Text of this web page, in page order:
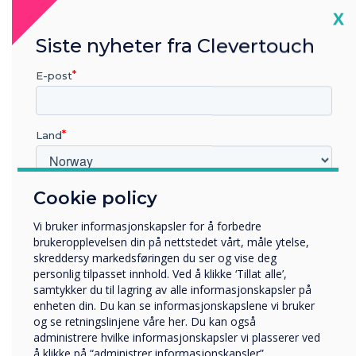
CleverLauncher is not supported on
Cleverstore has been updated
Improved login issue on unstable networks.
between inputs.
AirServer has been removed from the
firmware.
Mail app has been removed from the
firmware.
Cookie policy
Vi bruker informasjonskapsler for å forbedre
brukeropplevelsen din på nettstedet vårt, måle ytelse,
skreddersy markedsføringen du ser og vise deg
personlig tilpasset innhold. Ved å klikke ‘Tillat alle’,
samtykker du til lagring av alle informasjonskapsler på
enheten din. Du kan se informasjonskapslene vi bruker
og se retningslinjene våre her. Du kan også
administrere hvilke informasjonskapsler vi plasserer ved
X
Siste nyheter fra Clevertouch
E-post
Land
Hvilken bransje jobber du i?
Företag
Övriga
Selskapets navn
Vi vil gjerne kontakte deg angående våre produkter og